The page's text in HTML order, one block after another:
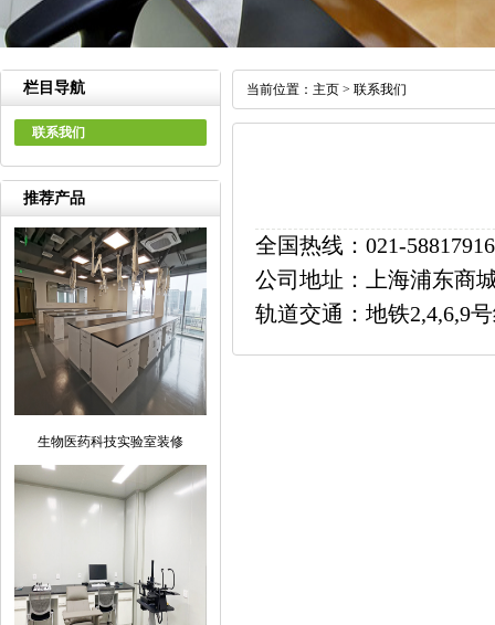
栏目导航
联系我们
推荐产品
生物医药科技实验室装修
当前位置： 主页 > 联系我们
全国热线：021-58817916
公司地址：上海浦东商
轨道交通：地铁2,4,6,9